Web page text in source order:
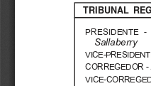
TRIBUNAL
PRESIDENTE -
Sallaberry
VICE-
CORREGEDOR -
VICE-